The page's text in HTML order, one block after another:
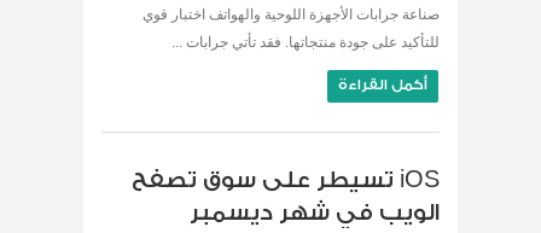
صناعة جرابات الأجهزة اللوحية والهواتف اختبار قوي
للتأكيد على جودة منتجاتها. فقد تأتي جرابات ...
أكمل القراءة
iOS تسيطر على سوق تصفح
الويب في شهر ديسمبر